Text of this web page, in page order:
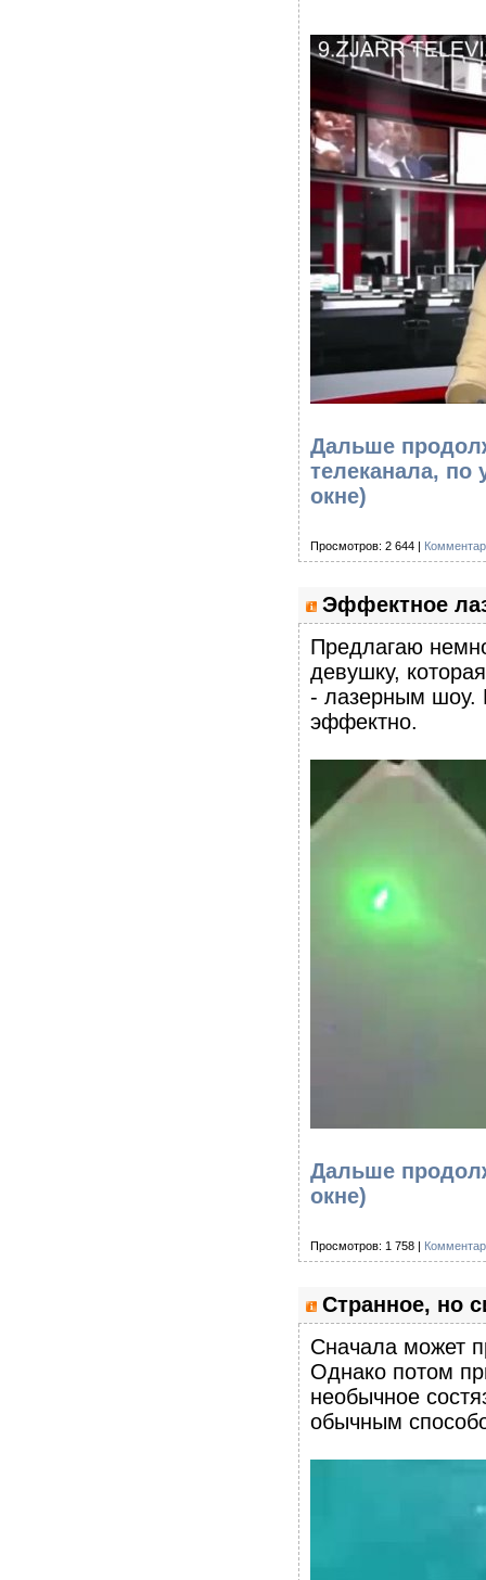
Дальше
телеканала, по
окне)
Просмотров: 2 644 |
Эффектное
Предлагаю
девушку,
- лазерным шоу.
эффектно.
Дальше
окне)
Просмотров: 1 758 |
Странное, но
Сначала может
Однако потом
необычное
обычным